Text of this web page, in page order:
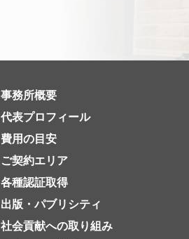
事務所概要
代表プロフィール
費用の目安
ご契約エリア
各種認証取得
出版・パブリシティ
社会貢献への取り組み